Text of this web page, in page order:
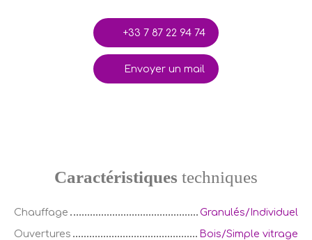
+33 7 87 22 94 74
Envoyer un mail
Caractéristiques techniques
Chauffage
Granulés/Individuel
Ouvertures
Bois/Simple vitrage